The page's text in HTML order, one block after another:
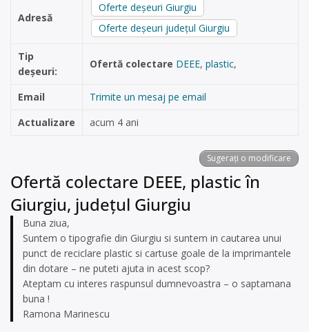
Adresă
Oferte deșeuri Giurgiu
Oferte deșeuri județul Giurgiu
Tip
deșeuri:
Ofertă colectare DEEE, plastic,
Email
Trimite un mesaj pe email
Actualizare
acum 4 ani
Sugerați o modificare
Ofertă colectare DEEE, plastic în
Giurgiu, județul Giurgiu
Buna ziua,
Suntem o tipografie din Giurgiu si suntem in cautarea unui
punct de reciclare plastic si cartuse goale de la imprimantele
din dotare – ne puteti ajuta in acest scop?
Ateptam cu interes raspunsul dumnevoastra – o saptamana
buna !
Ramona Marinescu